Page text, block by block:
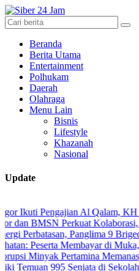
Beranda
Berita Utama
Entertainment
Polhukam
Daerah
Olahraga
Menu Lain
Bisnis
Lifestyle
Khazanah
Nasional
Update
Al Qalam, KH Achmad
Perkuat Kolaborasi,
Panglima 9 Briged TDM
Membayar di Muka,
Pertamina Memanas, Enam
995 Senjata di Sekolah Swasta